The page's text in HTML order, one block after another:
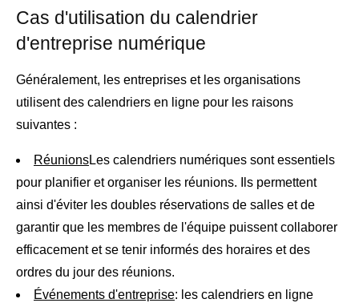
Cas d'utilisation du calendrier
d'entreprise numérique
Généralement, les entreprises et les organisations
utilisent des calendriers en ligne pour les raisons
suivantes :
RéunionsLes calendriers numériques sont essentiels
pour planifier et organiser les réunions. Ils permettent
ainsi d'éviter les doubles réservations de salles et de
garantir que les membres de l'équipe puissent collaborer
efficacement et se tenir informés des horaires et des
ordres du jour des réunions.
Événements d'entreprise: les calendriers en ligne